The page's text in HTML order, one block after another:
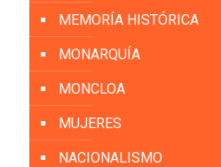
MEMORÍA HISTÓRICA
MONARQUÍA
MONCLOA
MUJERES
NACIONALISMO